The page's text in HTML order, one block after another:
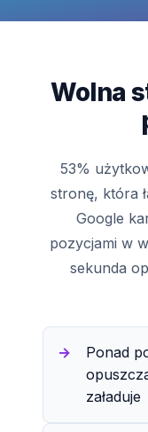
Wolna
53%
stronę, która
Google
pozycjami w
sekunda
Ponad
załaduje